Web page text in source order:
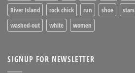
River Island
rock chick run shoe stars
washed-out
white women
SIGNUP FOR NEWSLETTER